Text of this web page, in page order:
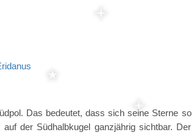
Das bedeutet, dass sich seine Sterne so
der Südhalbkugel ganzjährig sichtbar. Der